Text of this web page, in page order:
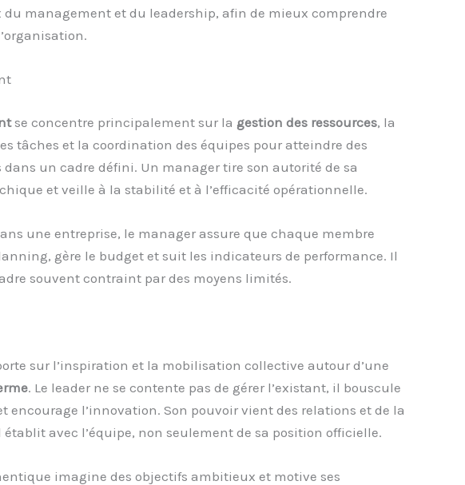
management et du leadership, afin de mieux comprendre
se concentre principalement sur la gestion des ressources, la
tâches et la coordination des équipes pour atteindre des
dans un cadre défini. Un manager tire son autorité de sa
et veille à la stabilité et à l’efficacité opérationnelle.
une entreprise, le manager assure que chaque membre
gère le budget et suit les indicateurs de performance. Il
souvent contraint par des moyens limités.
sur l’inspiration et la mobilisation collective autour d’une
. Le leader ne se contente pas de gérer l’existant, il bouscule
encourage l’innovation. Son pouvoir vient des relations et de la
établit avec l’équipe, non seulement de sa position officielle.
imagine des objectifs ambitieux et motive ses